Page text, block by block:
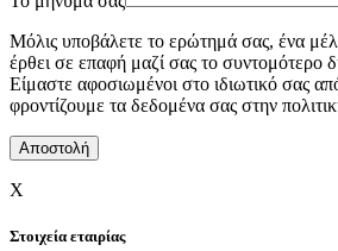
Μόλις υποβάλετε το ερώτημά σας, ένα
έρθει σε επαφή μαζί σας το συντομότερο
Είμαστε αφοσιωμένοι στο ιδιωτικό σας
φροντίζουμε τα δεδομένα σας στην
X
Στοιχεία εταιρίας